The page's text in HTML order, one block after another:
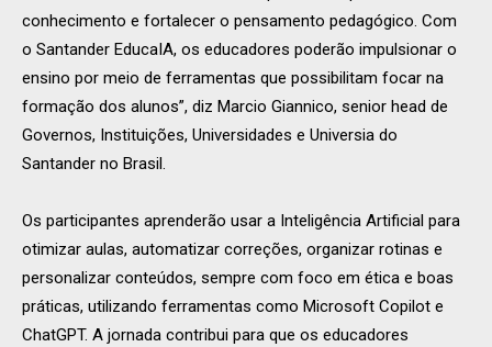
conhecimento e fortalecer o pensamento pedagógico. Com
o Santander EducaIA, os educadores poderão impulsionar o
ensino por meio de ferramentas que possibilitam focar na
formação dos alunos”, diz Marcio Giannico, senior head de
Governos, Instituições, Universidades e Universia do
Santander no Brasil.
Os participantes aprenderão usar a Inteligência Artificial para
otimizar aulas, automatizar correções, organizar rotinas e
personalizar conteúdos, sempre com foco em ética e boas
práticas, utilizando ferramentas como Microsoft Copilot e
ChatGPT. A jornada contribui para que os educadores